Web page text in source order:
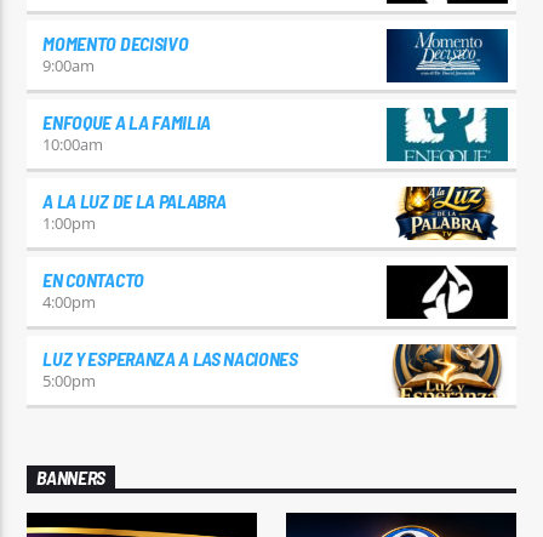
MOMENTO DECISIVO
9:00am
ENFOQUE A LA FAMILIA
10:00am
A LA LUZ DE LA PALABRA
1:00pm
EN CONTACTO
4:00pm
LUZ Y ESPERANZA A LAS NACIONES
5:00pm
BANNERS